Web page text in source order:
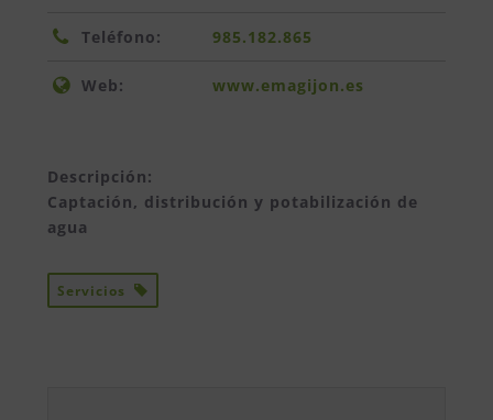
Teléfono: 985.182.865
Web: www.emagijon.es
Descripción:
Captación, distribución y potabilización de
agua
Servicios